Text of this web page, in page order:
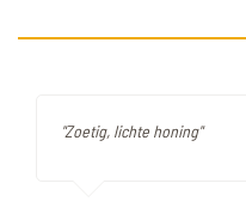
"Zoetig, lichte honing"